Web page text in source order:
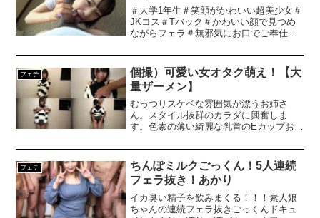
＃大学1年生＃笑顔がかわいい超美少女＃
JKコス＃Tバック＃かわいい顔で見つめ
ながらフェラ＃無邪気にお口でご奉仕＃
張る＃あどけない顔がどんどんスケベな
表情に＃美尻突き出しフェラ＃美味しそ
うに濃い精子ごっくん＃お掃除フェラ。
フェチ
個撮）可愛い女オタク萌え！【大
量ザーメン】
むっつりスケベな雰囲気が漂うお姉さ
ん。スタイル抜群のカラダに興奮しま
す。色素の薄い綺麗な乳首のEカップおっ
乳首をつまんで刺激しながらチロチロ乳
首舐め。いやらしい目つきにゾクゾクし
ます。ひねりを加えたねっとりピスト
ン。バキュームフェラ顔も可愛らしいで
す。溢れるヨダレで口内ヌルヌル！リズ
ミカルピストンが気持ち良すぎて思わず
フェチ
ちんぽミルクごっくん！5人連続
フェラ抜き！あかり
イカ臭い精子を飲みまくる！！！素人娘
ちゃんの連続フェラ抜きごっくんドキュ